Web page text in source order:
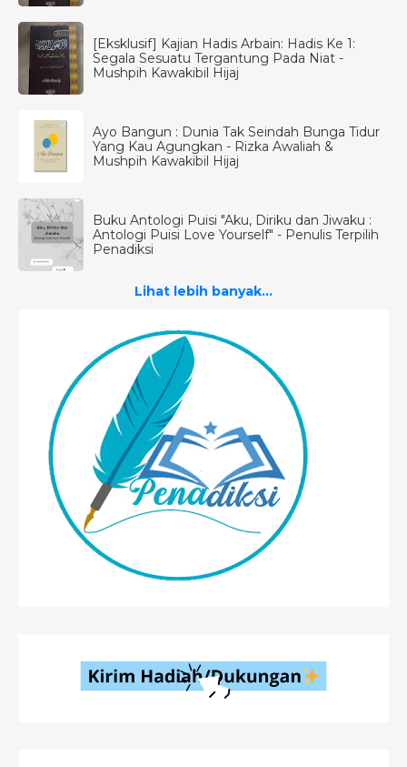
[Eksklusif] Kajian Hadis Arbain: Hadis Ke 1:
Segala Sesuatu Tergantung Pada Niat -
Mushpih Kawakibil Hijaj
Ayo Bangun : Dunia Tak Seindah Bunga Tidur
Yang Kau Agungkan - Rizka Awaliah &
Mushpih Kawakibil Hijaj
Buku Antologi Puisi "Aku, Diriku dan Jiwaku :
Antologi Puisi Love Yourself" - Penulis Terpilih
Penadiksi
Lihat lebih banyak...